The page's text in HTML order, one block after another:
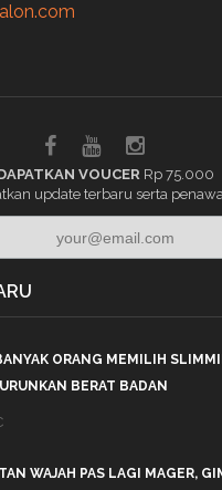
VOUCER Rp 75.000
update terbaru serta
ORANG MEMILIH
BERAT BADAN
WAJAH PAS LAGI MAGER,